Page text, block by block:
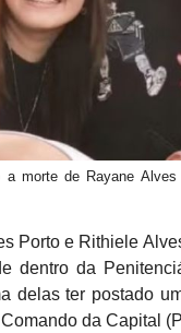
a morte de Rayane
Porto e Rithiele
dentro da
delas ter postado
da Capital